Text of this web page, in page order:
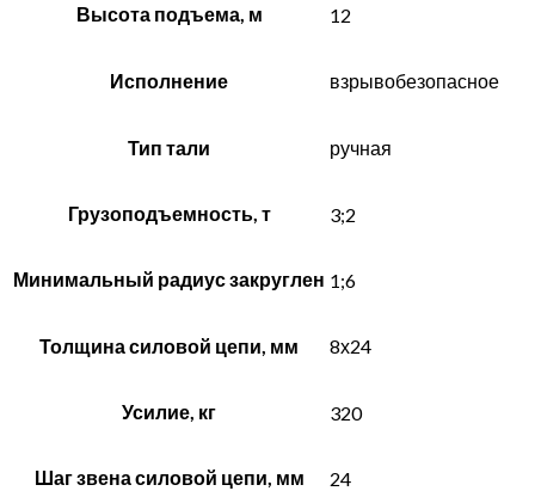
Высота подъема, м 12
Исполнение взрывобезопасное
Тип тали ручная
Грузоподъемность, т 3;2
Минимальный радиус закруглен 1;6
Толщина силовой цепи, мм 8х24
Усилие, кг 320
Шаг звена силовой цепи, мм 24